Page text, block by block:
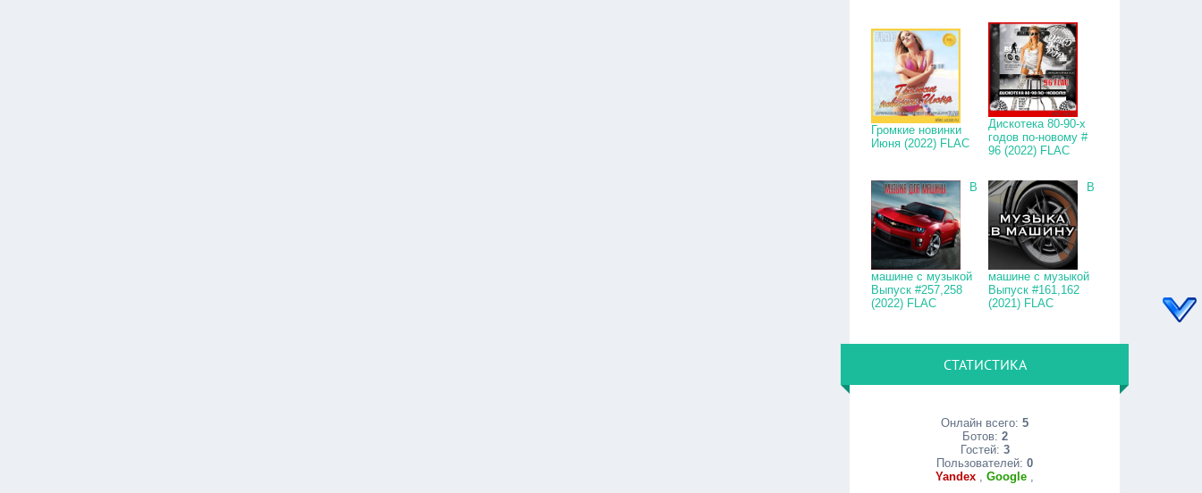
Громкие новинки
Июня (2022) FLAC
Дискотека 80-90-х
годов по-новому #
96 (2022) FLAC
В
машине с музыкой
Выпуск #257,258
(2022) FLAC
В
машине с музыкой
Выпуск #161,162
(2021) FLAC
СТАТИСТИКА
Онлайн всего:5
Ботов: 2
Гостей: 3
Пользователей:0
Yandex ,Google ,